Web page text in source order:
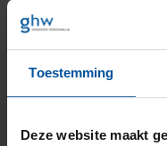
Toestemming
Deze website maakt
Wij investeren
van verzekeraars en
kunnen wij je altijd de
het beste totale
hypotheekadvies;